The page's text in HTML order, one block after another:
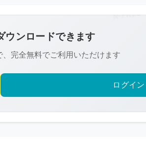
像
R-
FREE
著
作
権
ウンロードできます
完全無料でご利用いただけます
ログイン